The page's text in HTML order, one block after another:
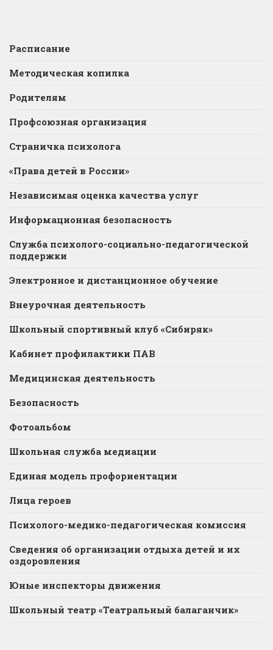
Расписание
Методическая копилка
Родителям
Профсоюзная организация
Страничка психолога
«Права детей в России»
Независимая оценка качества услуг
Информационная безопасность
Служба психолого-социально-педагогической
поддержки
Электронное и дистанционное обучение
Внеурочная деятельность
Школьный спортивный клуб «Сибиряк»
Кабинет профилактики ПАВ
Медицинская деятельность
Безопасность
Фотоальбом
Школьная служба медиации
Единая модель профориентации
Лица героев
Психолого-медико-педагогическая комиссия
Сведения об организации отдыха детей и их
оздоровления
Юные инспекторы движения
Школьный театр «Театральный балаганчик»